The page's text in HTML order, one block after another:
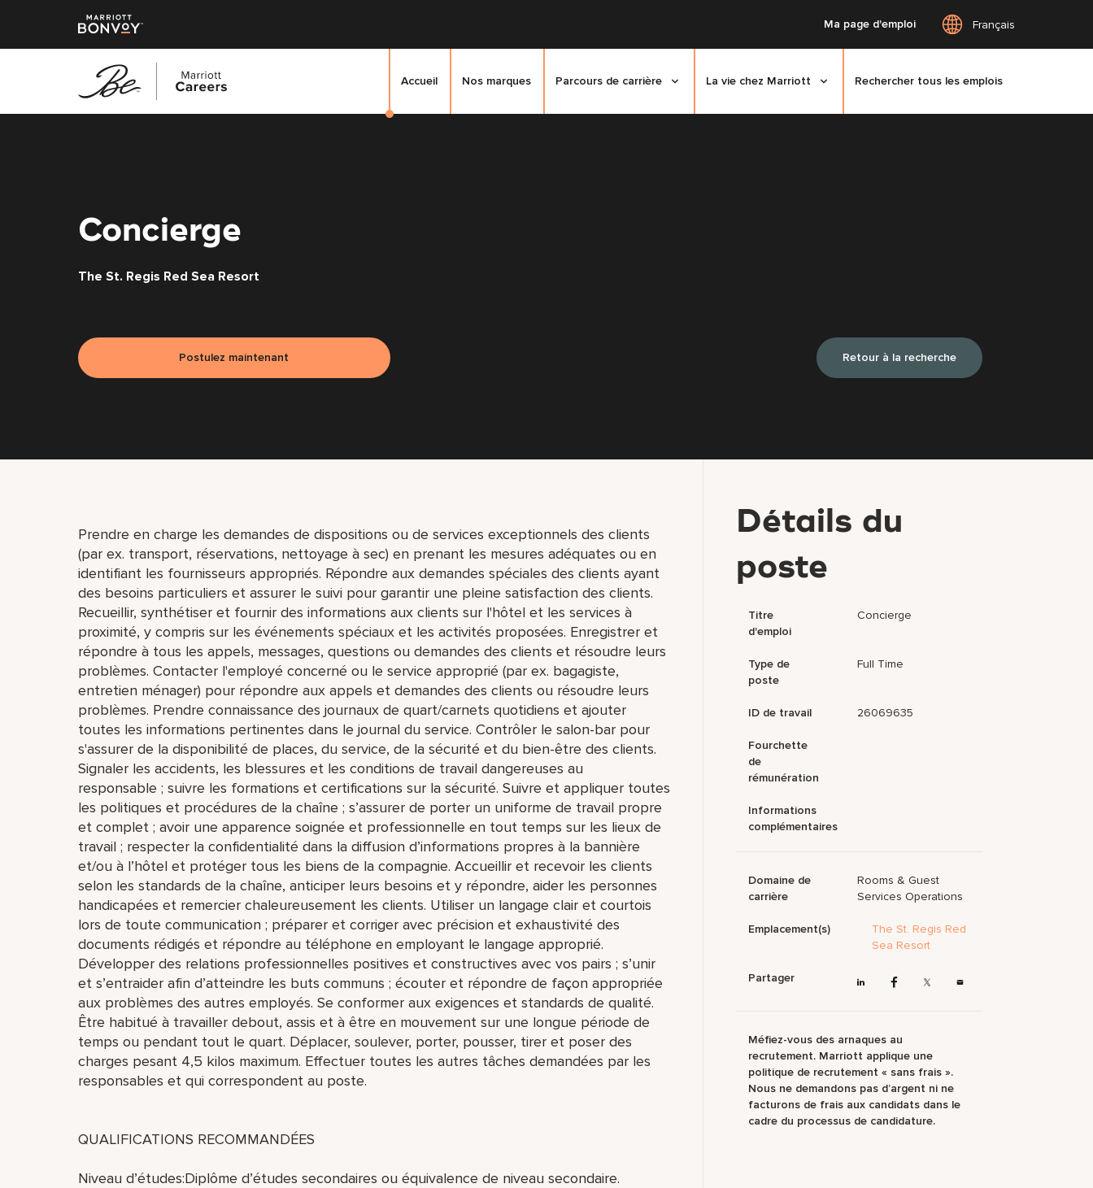
Ma page d'emploi Français
Accueil Nos marques Parcours de carrière La vie chez Marriott Rechercher tous les emplois
Concierge
The St. Regis Red Sea Resort
Postulez maintenant Retour à la recherche
Prendre en charge les demandes de dispositions ou de services exceptionnels des clients
(par ex. transport, réservations, nettoyage à sec) en prenant les mesures adéquates ou en
identifiant les fournisseurs appropriés. Répondre aux demandes spéciales des clients ayant
des besoins particuliers et assurer le suivi pour garantir une pleine satisfaction des clients.
Recueillir, synthétiser et fournir des informations aux clients sur l'hôtel et les services à
proximité, y compris sur les événements spéciaux et les activités proposées. Enregistrer et
répondre à tous les appels, messages, questions ou demandes des clients et résoudre leurs
problèmes. Contacter l'employé concerné ou le service approprié (par ex. bagagiste,
entretien ménager) pour répondre aux appels et demandes des clients ou résoudre leurs
problèmes. Prendre connaissance des journaux de quart/carnets quotidiens et ajouter
toutes les informations pertinentes dans le journal du service. Contrôler le salon-bar pour
s'assurer de la disponibilité de places, du service, de la sécurité et du bien-être des clients.
Signaler les accidents, les blessures et les conditions de travail dangereuses au
responsable ; suivre les formations et certifications sur la sécurité. Suivre et appliquer toutes
les politiques et procédures de la chaîne ; s’assurer de porter un uniforme de travail propre
et complet ; avoir une apparence soignée et professionnelle en tout temps sur les lieux de
travail ; respecter la confidentialité dans la diffusion d’informations propres à la bannière
et/ou à l’hôtel et protéger tous les biens de la compagnie. Accueillir et recevoir les clients
selon les standards de la chaîne, anticiper leurs besoins et y répondre, aider les personnes
handicapées et remercier chaleureusement les clients. Utiliser un langage clair et courtois
lors de toute communication ; préparer et corriger avec précision et exhaustivité des
documents rédigés et répondre au téléphone en employant le langage approprié.
Développer des relations professionnelles positives et constructives avec vos pairs ; s’unir
et s’entraider afin d’atteindre les buts communs ; écouter et répondre de façon appropriée
aux problèmes des autres employés. Se conformer aux exigences et standards de qualité.
Être habitué à travailler debout, assis et à être en mouvement sur une longue période de
temps ou pendant tout le quart. Déplacer, soulever, porter, pousser, tirer et poser des
charges pesant 4,5 kilos maximum. Effectuer toutes les autres tâches demandées par les
responsables et qui correspondent au poste.
QUALIFICATIONS RECOMMANDÉES
Niveau d’études:Diplôme d’études secondaires ou équivalence de niveau secondaire.
Détails du
poste
Titre
d'emploi
Concierge
Type de
poste
Full Time
ID de travail 26069635
Fourchette
de
rémunération
Informations
complémentaires
Domaine de
carrière
Rooms & Guest
Services Operations
Emplacement(s)
The St. Regis Red
Sea Resort
Partager
Méfiez-vous des arnaques au
recrutement. Marriott applique une
politique de recrutement « sans frais ».
Nous ne demandons pas d’argent ni ne
facturons de frais aux candidats dans le
cadre du processus de candidature.